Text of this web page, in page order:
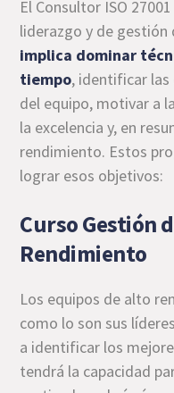
El Consultor ISO
liderazgo y de gestión
implica dominar
tiempo, identificar las
del equipo, motivar a
la excelencia y, en
rendimiento. Estos
lograr esos objetivos:
Curso Gestión
Rendimiento
Los equipos de alto
como lo son sus
a identificar los
tendrá la capacidad